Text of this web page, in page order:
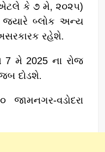
કે ૭ મે, ૨૦૨૫)
જ્યારે બ્લોક અન્ય
રહેશે.
7 મે 2025 ના રોજ
દોડશે.
વડોદરા